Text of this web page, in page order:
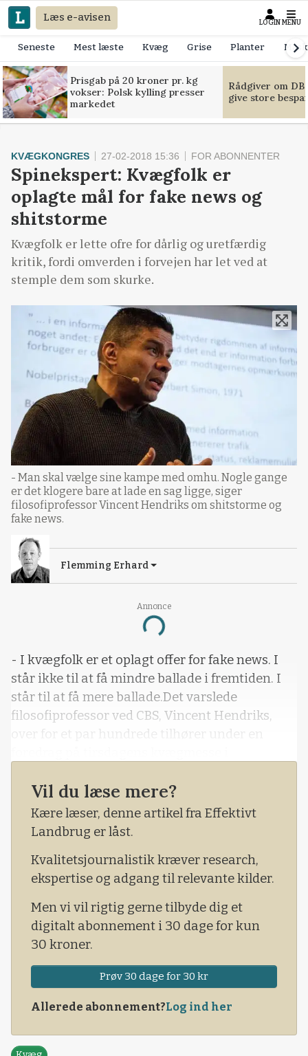
Læs e-avisen LOGIN MENU
Seneste Mest læste Kvæg Grise Planter
Prisgab på 20 kroner pr. kg
vokser: Polsk kylling presser
markedet
Rådgiver om
give store
Annonce
Loading...
KVÆGKONGRES 27-02-2018 15:36 FOR ABONNENTER
Spinekspert: Kvægfolk er
oplagte mål for fake news og
shitstorme
Kvægfolk er lette ofre for dårlig og uretfærdig
kritik, fordi omverden i forvejen har let ved at
stemple dem som skurke.
- Man skal vælge sine kampe med omhu. Nogle gange
er det klogere bare at lade en sag ligge, siger
filosofiprofessor Vincent Hendriks om shitstorme og
fake news.
Flemming Erhard
- I kvægfolk er et oplagt offer for fake news. I
står ikke til at få mindre ballade i fremtiden. I
står til at få mere ballade.Det varslede
filosofiprofessor ved CBS, Vincent Hendriks,
over for et par hundrede tilhører under en
kvægfolkenes offerrolle med, at deres erhverv
ikke har neutral, politisk karakter, men er
omgærdet af stærke følelser blandt den øvrige
Vil du læse mere?
Kære læser, denne artikel fra Effektivt
Landbrug er låst.
Kvalitetsjournalistik kræver research,
ekspertise og adgang til relevante kilder.
Men vi vil rigtig gerne tilbyde dig et
digitalt abonnement i 30 dage for kun
30 kroner.
Prøv 30 dage for 30 kr
Allerede abonnement?Log ind her